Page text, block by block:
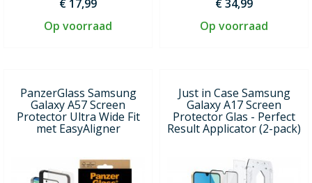
€ 17,99
Op voorraad
€ 34,99
Op voorraad
PanzerGlass Samsung
Galaxy A57 Screen
Protector Ultra Wide Fit
met EasyAligner
Just in Case Samsung
Galaxy A17 Screen
Protector Glas - Perfect
Result Applicator (2-pack)